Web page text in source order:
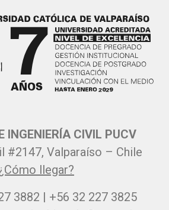
INGENIERÍA CIVIL PUCV
#2147, Valparaíso – Chile
llegar?
3882 | +56 32 227 3825